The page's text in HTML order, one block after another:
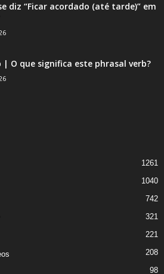
diz “Ficar acordado (até tarde)” em
| O que significa este phrasal verb?
1261
1040
742
321
221
208
98